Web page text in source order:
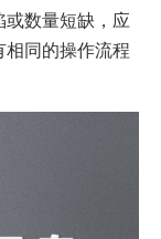
数量短缺，应
同的操作流程